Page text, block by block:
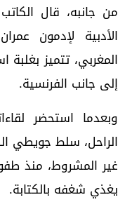
من جانبه، قال
الأدبية لإدمون
المغربي، تتميز بغلبة
إلى جانب الفرنسية.
وبعدما استحضر
الراحل، سلط جويطي
غير المشروط، منذ
يغذي شغفه بالكتابة.